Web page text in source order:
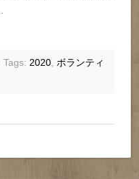
Tags: 2020 ボランティ